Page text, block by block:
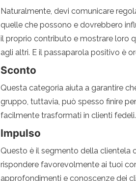
Naturalmente, devi comunicare
quelle che possono e dovrebbero
il proprio contributo e mostrare loro
agli altri. E il passaparola positivo è
Sconto
Questa categoria aiuta a garantire
gruppo, tuttavia, può spesso finire
facilmente trasformati in clienti fedeli.
Impulso
Questo è il segmento della clientela
rispondere favorevolmente ai tuoi
approfondimenti e conoscenze dei